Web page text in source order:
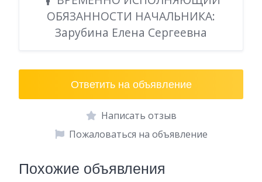
ОБЯЗАННОСТИ НАЧАЛЬНИКА:
Зарубина Елена Сергеевна
Ответить на объявление
Написать отзыв
Пожаловаться на объявление
Похожие объявления